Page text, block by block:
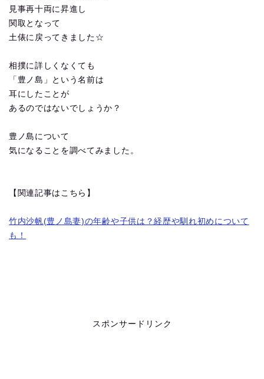
見事再十両に昇進し
関取となって
土俵に戻ってきました☆
相撲に詳しくなくても
「豊ノ島」という名前は
耳にしたことが
あるのではないでしょうか？
豊ノ島について
気になることを調べてみました。
【関連記事はこちら】
竹内沙帆(豊ノ島妻)の年齢や子供は？経歴や馴れ初めについて
も！
スポンサードリンク